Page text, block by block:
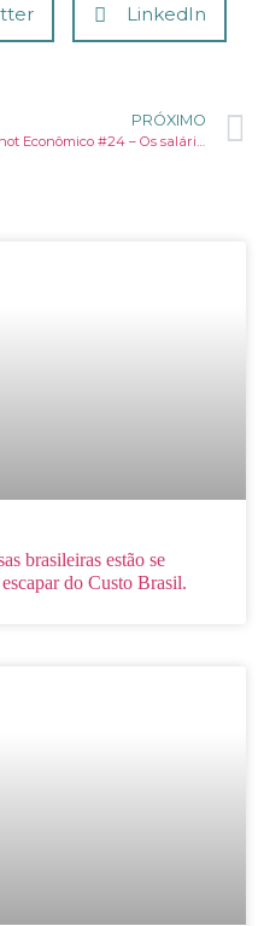
LinkedIn
PRÓXIMO
brasileiras estão se
do Custo Brasil.